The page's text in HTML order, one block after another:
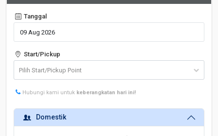
Tanggal
Start/Pickup
Hubungi kami untuk keberangkatan hari ini!
Domestik